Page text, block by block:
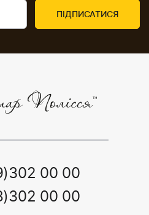
00 00
00 00